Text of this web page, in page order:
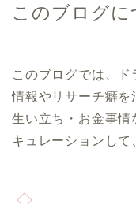
このブログに
このブログでは、
情報やリサーチ癖を
生い立ち・お金事情
キュレーションして